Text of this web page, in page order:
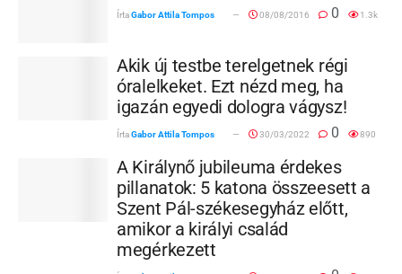
ÍrtaGabor Attila Tompos 08/08/2016 0 1.3k
Akik új testbe terelgetnek régi
óralelkeket. Ezt nézd meg, ha
igazán egyedi dologra vágysz!
ÍrtaGabor Attila Tompos 30/03/2022 0 890
A Királynő jubileuma érdekes
pillanatok: 5 katona összeesett a
Szent Pál-székesegyház előtt,
amikor a királyi család
megérkezett